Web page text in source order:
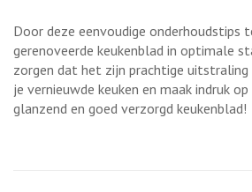
Door deze eenvoudige onderhoudstips
gerenoveerde keukenblad in optimale
zorgen dat het zijn prachtige uitstraling
je vernieuwde keuken en maak indruk
glanzend en goed verzorgd keukenblad!